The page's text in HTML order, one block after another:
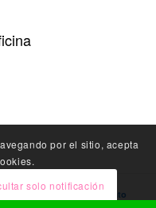
Instalación de Policarbonato
por el sitio, acepta
solo notificación